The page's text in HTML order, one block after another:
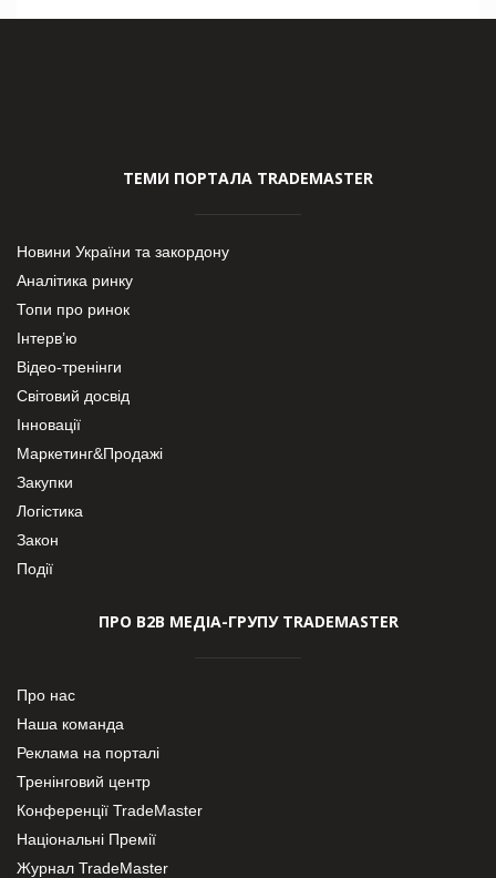
ТЕМИ ПОРТАЛА TRADEMASTER
Новини України та закордону
Аналітика ринку
Топи про ринок
Інтерв’ю
Відео-тренінги
Світовий досвід
Інновації
Маркетинг&Продажі
Закупки
Логістика
Закон
Події
ПРО В2В МЕДІА-ГРУПУ TRADEMASTER
Про нас
Наша команда
Реклама на порталі
Тренінговий центр
Конференції TradeMaster
Національні Премії
Журнал TradeMaster